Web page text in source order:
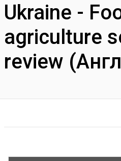
Ukraine -
agriculture
review